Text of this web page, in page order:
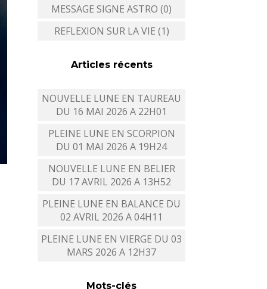
MESSAGE SIGNE ASTRO (0)
REFLEXION SUR LA VIE (1)
Articles récents
NOUVELLE LUNE EN TAUREAU
DU 16 MAI 2026 A 22H01
PLEINE LUNE EN SCORPION
DU 01 MAI 2026 A 19H24
NOUVELLE LUNE EN BELIER
DU 17 AVRIL 2026 A 13H52
PLEINE LUNE EN BALANCE DU
02 AVRIL 2026 A 04H11
PLEINE LUNE EN VIERGE DU 03
MARS 2026 A 12H37
Mots-clés